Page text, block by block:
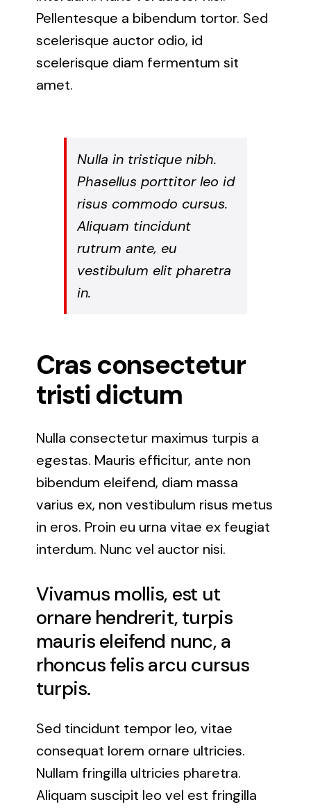
Pellentesque a bibendum tortor. Sed
scelerisque auctor odio, id
scelerisque diam fermentum sit
amet.
Nulla in tristique nibh.
Phasellus porttitor leo id
risus commodo cursus.
Aliquam tincidunt
rutrum ante, eu
vestibulum elit pharetra
in.
Cras consectetur
tristi dictum
Nulla consectetur maximus turpis a
egestas. Mauris efficitur, ante non
bibendum eleifend, diam massa
varius ex, non vestibulum risus metus
in eros. Proin eu urna vitae ex feugiat
interdum. Nunc vel auctor nisi.
Vivamus mollis, est ut
ornare hendrerit, turpis
mauris eleifend nunc, a
rhoncus felis arcu cursus
turpis.
Sed tincidunt tempor leo, vitae
consequat lorem ornare ultricies.
Nullam fringilla ultricies pharetra.
Aliquam suscipit leo vel est fringilla